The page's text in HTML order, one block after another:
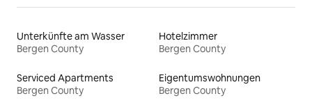
Unterkünfte am Wasser
Bergen County
Hotelzimmer
Bergen County
Serviced Apartments
Bergen County
Eigentumswohnungen
Bergen County